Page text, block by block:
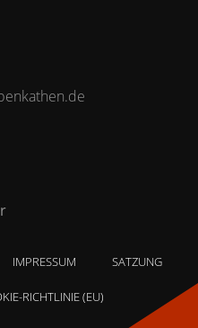
IMPRESSUM SATZUNG
RICHTLINIE (EU)